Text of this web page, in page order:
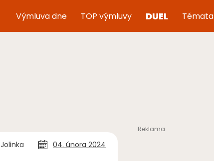
Výmluva dne TOP výmluvy DUEL Témata
Jolinka 04. února 2024